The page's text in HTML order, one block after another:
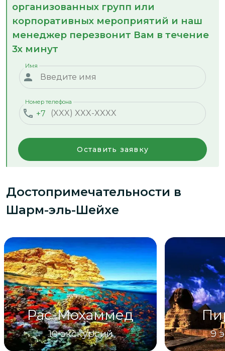
организованных групп или
корпоративных мероприятий и наш
менеджер перезвонит Вам в течение
3х минут
Имя
+7
Номер телефона
Оставить заявку
Достопримечательности в
Шарм-эль-Шейхе
Рас-Мохаммед
10 экскурсий 9